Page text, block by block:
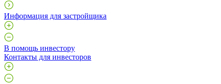
Информация для застройщика
В помощь инвестору
Контакты для инвесторов